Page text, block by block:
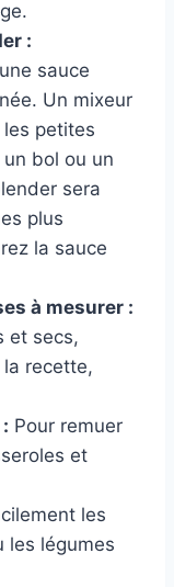
:
sauce
Un mixeur
petites
bol ou un
sera
plus
la sauce
à mesurer :
et secs,
recette,
Pour remuer
et
les
les légumes